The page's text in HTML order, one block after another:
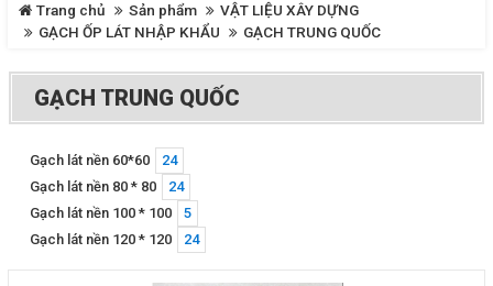
Trang chủ Sản phẩm
VẬT LIỆU XÂY DỰNG
GẠCH ỐP LÁT NHẬP KHẨU
GẠCH TRUNG QUỐC
GẠCH TRUNG QUỐC
Gạch lát nền 60*60
24
Gạch lát nền 80 * 80
24
Gạch lát nền 100 * 100
5
Gạch lát nền 120 * 120
24